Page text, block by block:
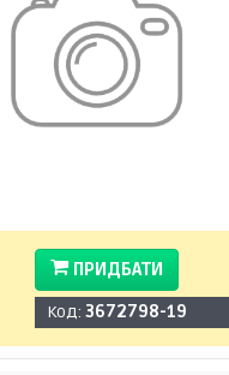
ПРИДБАТИ
Код: 3672798-19